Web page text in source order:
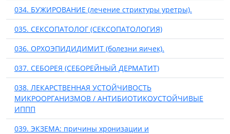
034. БУЖИРОВАНИЕ (лечение стриктуры уретры).
035. СЕКСОПАТОЛОГ (СЕКСОПАТОЛОГИЯ)
036. ОРХОЭПИДИДИМИТ (болезни яичек).
037. СЕБОРЕЯ (СЕБОРЕЙНЫЙ ДЕРМАТИТ)
038. ЛЕКАРСТВЕННАЯ УСТОЙЧИВОСТЬ
МИКРООРГАНИЗМОВ / АНТИБИОТИКОУСТОЙЧИВЫЕ
ИППП
039. ЭКЗЕМА: причины хронизации и